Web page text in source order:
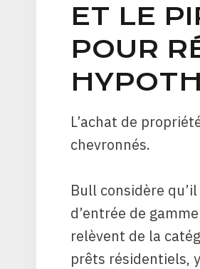
ET LE
POUR
L’achat de
chevronnés.
Bull considère
d’entrée de
relèvent de la
prêts résidentiels,